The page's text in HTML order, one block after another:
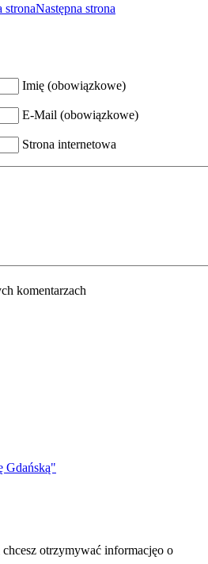
stronaNastępna strona
Imię (obowiązkowe)
E-Mail (obowiązkowe)
Strona internetowa
komentarzach
Gdańską"
otrzymywać informacjęo o